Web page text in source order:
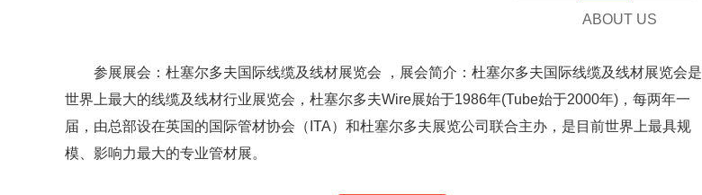
ABOUT US
参展展会：杜塞尔多夫国际线缆及线材展览会 ，展会简介：杜塞尔多夫国际线缆及线材展览会是
世界上最大的线缆及线材行业展览会，杜塞尔多夫Wire展始于1986年(Tube始于2000年)，每两年一
届，由总部设在英国的国际管材协会（ITA）和杜塞尔多夫展览公司联合主办，是目前世界上最具规
模、影响力最大的专业管材展。